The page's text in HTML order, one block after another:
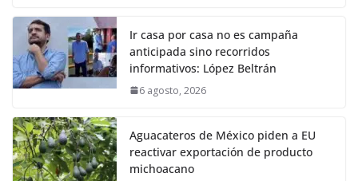
Ir casa por casa no es campaña
anticipada sino recorridos
informativos: López Beltrán
6 agosto, 2026
Aguacateros de México piden a EU
reactivar exportación de producto
michoacano